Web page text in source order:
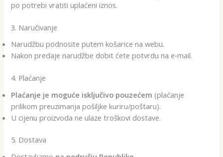
po potrebi vratiti uplaćeni iznos.
3. Naručivanje
Narudžbu podnosite putem košarice na webu.
Nakon predaje narudžbe dobit ćete potvrdu na e‑mail.
4. Plaćanje
Plaćanje je moguće isključivo pouzećem (plaćanje
prilikom preuzimanja pošiljke kuriru/poštaru).
U cijenu proizvoda ne ulaze troškovi dostave.
5. Dostava